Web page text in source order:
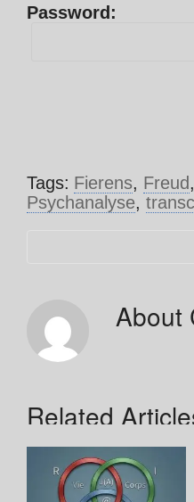
Password:
Tags: Fierens, Freud,
Psychanalyse,
About
Related